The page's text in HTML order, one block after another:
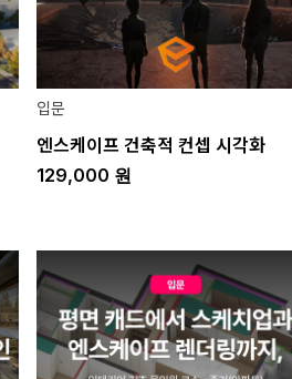
입문
엔스케이프 건축적 컨셉 시각화
129,000 원